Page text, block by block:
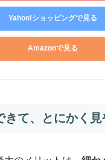
Yahoo!ショッピングで見る
Amazonで見る
きて、とにかく見